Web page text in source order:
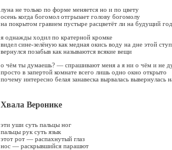
луна не только по форме меняется но и по цвету
осень когда богомол отгрызает голову богомолу
на покрытом гравием пустыре расцветёт ли на будущий
я однажды ходил по кратерной кромке
видел сине-зелёную как медная окись воду на дне этой
вернулся позабыв как называются всякие вещи
о чём ты думаешь? — спрашивают меня а я ни о чём и не
просто в запертой комнате всего лишь одно окно открыто
почему интересно белая занавеска вырвалась вывернулась
Хвала Веронике
эти уши суть пальцы ног
пальцы рук суть язык
этот рот — распахнутый глаз
нос — раскрывшийся парашют